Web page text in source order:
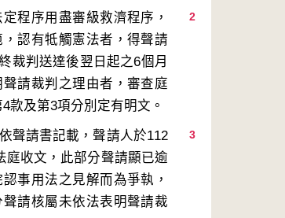
2
程序用盡審級救濟程序，
認有牴觸憲法者，得聲請
裁判送達後翌日起之6個月
請裁判之理由者，審查庭
3
聲請書記載，聲請人於112
庭收文，此部分聲請顯已逾
事用法之見解而為爭執，
請核屬未依法表明聲請裁